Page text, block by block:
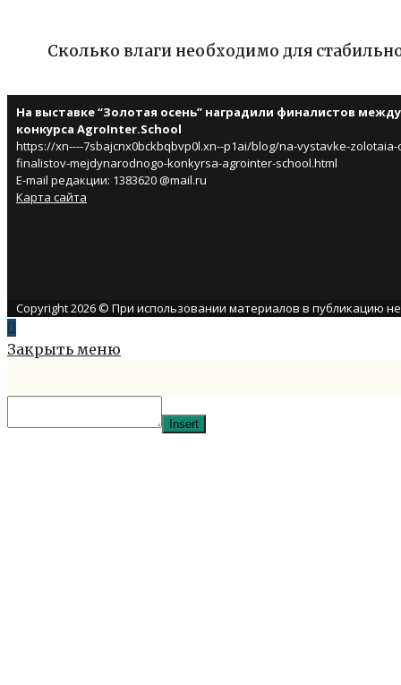
Сколько влаги необходимо для
На выставке “Золотая осень” наградили финалистов
конкурса AgroInter.School
https://xn----7sbajcnx0bckbqbvp0l.xn--p1ai/blog/na-vystavke-
finalistov-mejdynarodnogo-konkyrsa-agrointer-school.html
E-mail редакции: 1383620 @mail.ru
Карта сайта
Copyright 2026 © При использовании материалов в публикацию
Закрыть меню
Insert